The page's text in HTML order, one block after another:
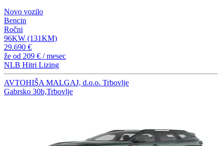
Novo vozilo
Bencin
Ročni
96KW (131KM)
29.690 €
že od 209 € / mesec
NLB Hitri Lizing
AVTOHIŠA MALGAJ, d.o.o. Trbovlje
Gabrsko 30b,Trbovlje